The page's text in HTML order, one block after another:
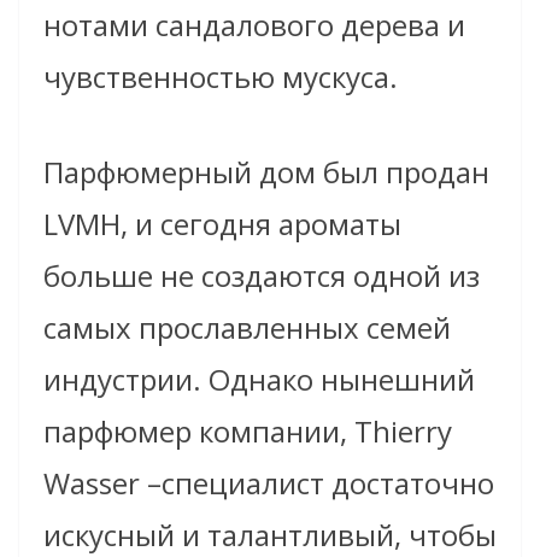
нотами сандалового дерева и
чувственностью мускуса.
Парфюмерный дом был продан
LVMH, и сегодня ароматы
больше не создаются одной из
самых прославленных семей
индустрии. Однако нынешний
парфюмер компании, Thierry
Wasser –специалист достаточно
искусный и талантливый, чтобы